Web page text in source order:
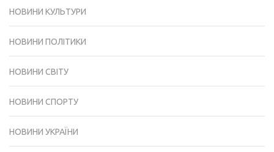
НОВИНИ КУЛЬТУРИ
НОВИНИ ПОЛІТИКИ
НОВИНИ СВІТУ
НОВИНИ СПОРТУ
НОВИНИ УКРАЇНИ